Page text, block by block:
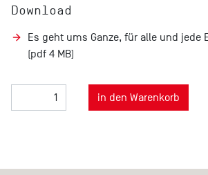
Download
Es geht ums Ganze, für alle und jede
(pdf 4 MB)